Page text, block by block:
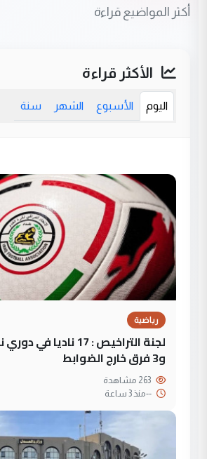
أكثر المواضيع قراءة
الأكثر قراءة
اليوم الأسبوع الشهر سنة
رياضية
لجنة التراخيص : 17
و3 فرق خارج الضوابط
--منذ 3 ساعة